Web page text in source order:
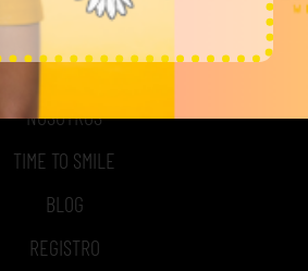
MI CUENTA
ACCESO A MI CUENTA
NOSOTROS
TIME TO SMILE
BLOG
REGISTRO